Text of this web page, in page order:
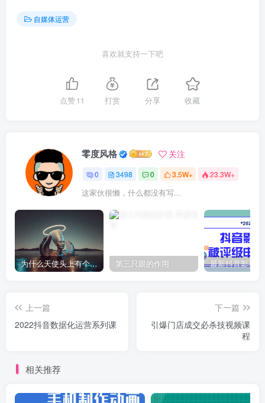
自媒体运营
喜欢就支持一下吧
点赞11 打赏 分享 收藏
零度风格 关注
0 3498 0 3.5W+ 23.3W+
这家伙很懒，什么都没有写...
为什么天使头上有个圈？ 第三只眼的作用
上一篇
2022抖音数据化运营系列课
下一篇
引爆门店成交必杀技视频课
程
相关推荐